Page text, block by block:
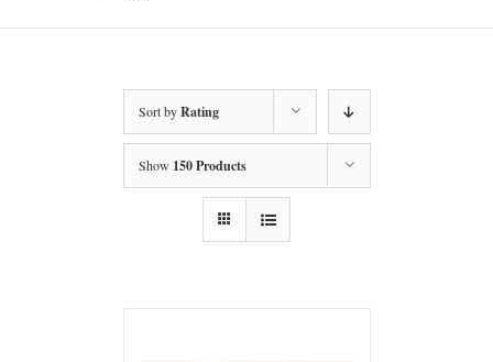
Sort byRating
Show 150 Products